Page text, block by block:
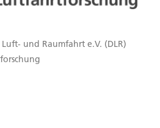
und Raumfahrt e.V. (DLR)